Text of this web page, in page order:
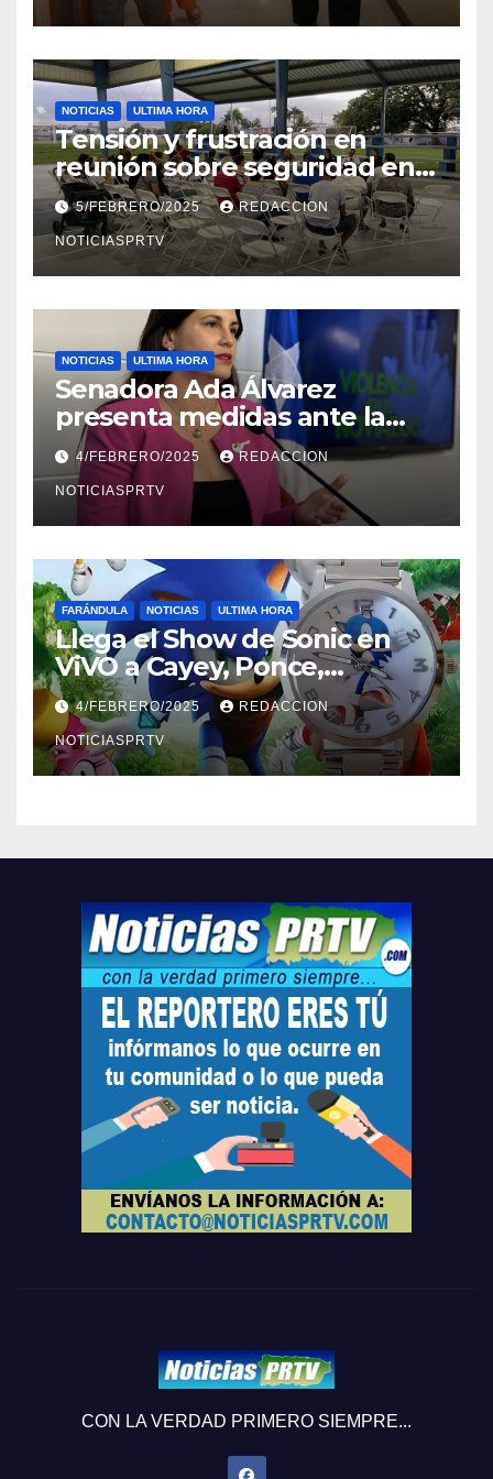
NOTICIAS ULTIMA HORA
Tensión y frustración en
reunión sobre seguridad en
Reparto Metropolitano
5/FEBRERO/2025 REDACCION
NOTICIASPRTV
NOTICIAS ULTIMA HORA
Senadora Ada Álvarez
presenta medidas ante la
violencia en el noviazgo
4/FEBRERO/2025 REDACCION
NOTICIASPRTV
FARÁNDULA NOTICIAS ULTIMA HORA
Llega el Show de Sonic en
ViVO a Cayey, Ponce,
Barceloneta y Humacao,
Relojes gratis para el que
compre ahora….
4/FEBRERO/2025 REDACCION
NOTICIASPRTV
CON LA VERDAD PRIMERO SIEMPRE...